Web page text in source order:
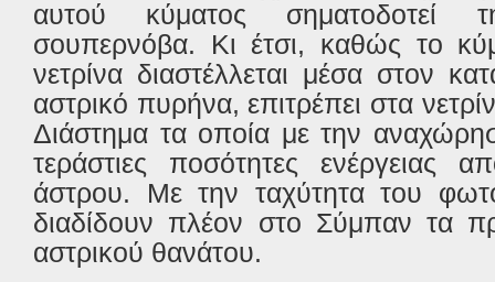
αυτού κύματος σηματοδοτεί
σουπερνόβα. Κι έτσι, καθώς το
νετρίνα διαστέλλεται μέσα στον
αστρικό πυρήνα, επιτρέπει στα
Διάστημα τα οποία με την
τεράστιες ποσότητες ενέργειας
άστρου. Με την ταχύτητα του
διαδίδουν πλέον στο Σύμπαν τα
αστρικού θανάτου.